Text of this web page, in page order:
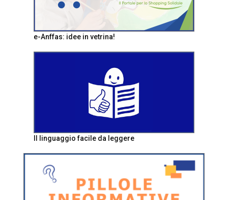
e-Anffas: idee in vetrina!
Il linguaggio facile da leggere